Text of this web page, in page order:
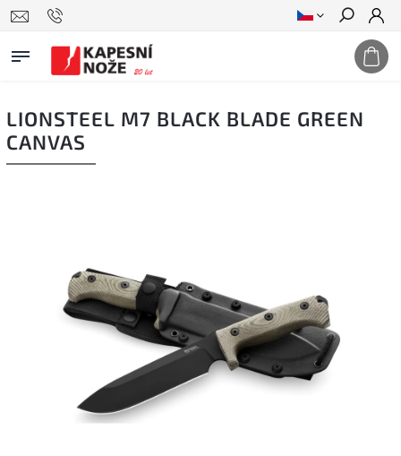
Hledat
LIONSTEEL M7 BLACK BLADE GREEN
CANVAS